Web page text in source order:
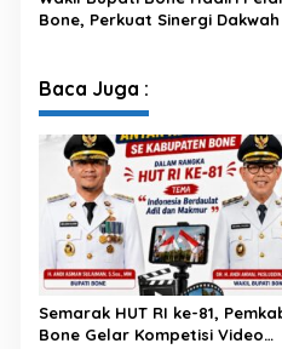
Bone, Perkuat Sinergi
Baca Juga :
Semarak HUT RI ke-81,
Bone Gelar Kompetisi Video